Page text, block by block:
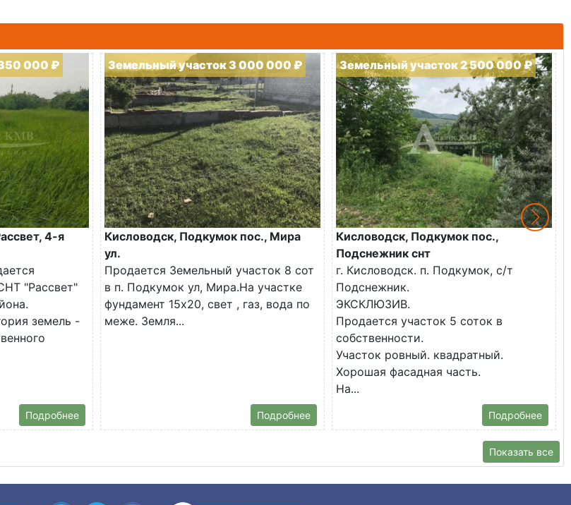
000 ₽
4-я
"Рассвет"
земель -
Подробнее
Земельный участок 3 000 000 ₽
Кисловодск, Подкумок пос., Мира
ул.
Продается Земельный участок 8 сот
в п. Подкумок ул, Мира.На участке
фундамент 15х20, свет , газ, вода по
меже. Земля...
Подробнее
Земельный участок 2 500 000 ₽
Кисловодск, Подкумок пос.,
Подснежник снт
г. Кисловодск. п. Подкумок, с/т
Подснежник.
ЭКСКЛЮЗИВ.
Продается участок 5 соток в
собственности.
Участок ровный. квадратный.
Хорошая фасадная часть.
На...
Подробнее
Показать все